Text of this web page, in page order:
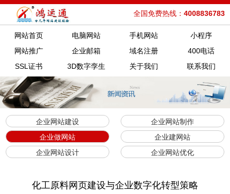
全国免费热线： 4008836783
网站首页 电脑网站 手机网站
小程序
网站推广
企业邮箱 域名注册
400电话
SSL证书
3D数字孪生 关于我们 联系我们
企业网站建设
企业网站制作
企业做网站
企业建网站
企业网站设计
企业网站优化
化工原料网页建设与企业数字化转型策略